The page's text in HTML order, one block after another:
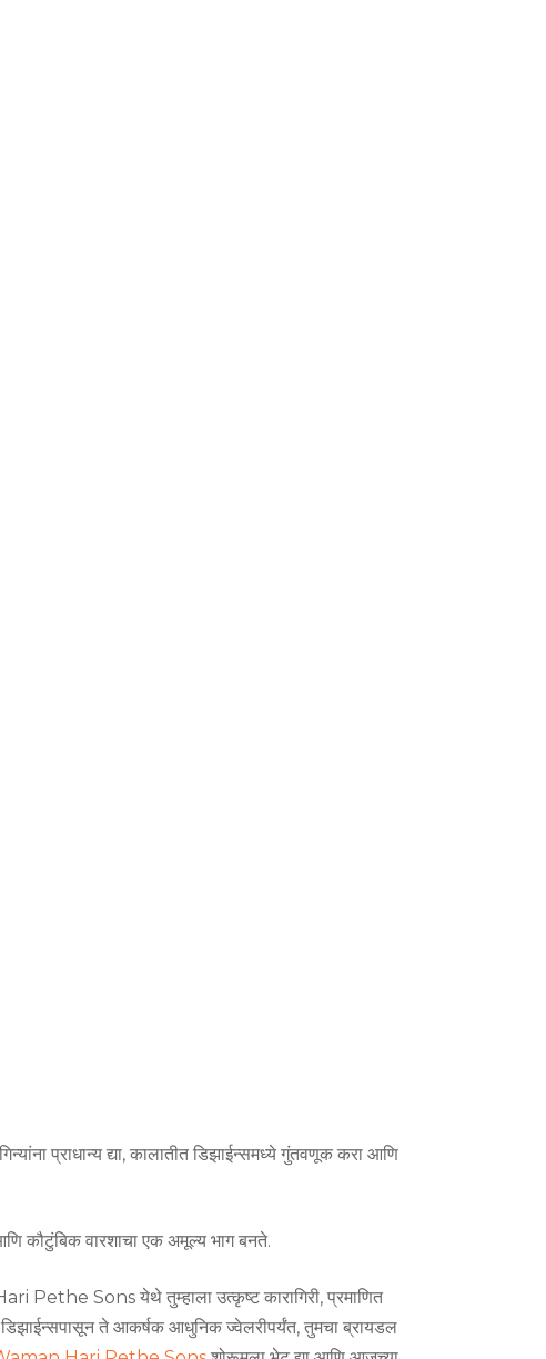
प्राधान्य द्या, कालातीत डिझाईन्समध्ये गुंतवणूक करा आणि
कौटुंबिक वारशाचा एक अमूल्य भाग बनते.
Pethe Sons येथे तुम्हाला उत्कृष्ट कारागिरी, प्रमाणित
ते आकर्षक आधुनिक ज्वेलरीपर्यंत, तुमचा ब्रायडल